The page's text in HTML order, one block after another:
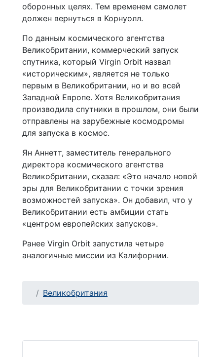
оборонных целях. Тем временем самолет
должен вернуться в Корнуолл.
По данным космического агентства
Великобритании, коммерческий запуск
спутника, который Virgin Orbit назвал
«историческим», является не только
первым в Великобритании, но и во всей
Западной Европе. Хотя Великобритания
производила спутники в прошлом, они были
отправлены на зарубежные космодромы
для запуска в космос.
Ян Аннетт, заместитель генерального
директора космического агентства
Великобритании, сказал: «Это начало новой
эры для Великобритании с точки зрения
возможностей запуска». Он добавил, что у
Великобритании есть амбиции стать
«центром европейских запусков».
Ранее Virgin Orbit запустила четыре
аналогичные миссии из Калифорнии.
Великобритания